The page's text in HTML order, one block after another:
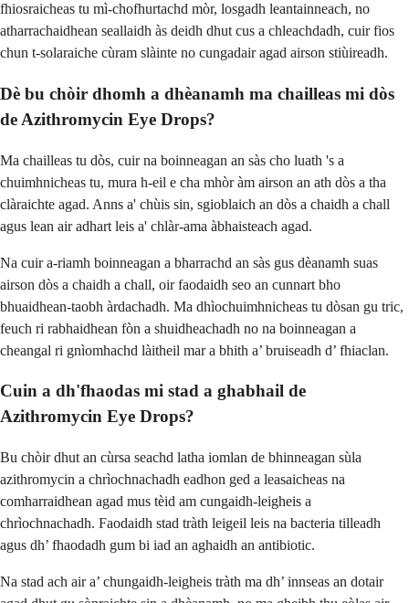
fhiosraicheas tu mì-chofhurtachd mòr, losgadh leantainneach, no
atharrachaidhean seallaidh às deidh dhut cus a chleachdadh, cuir fios
chun t-solaraiche cùram slàinte no cungadair agad airson stiùireadh.
Dè bu chòir dhomh a dhèanamh ma chailleas mi dòs
de Azithromycin Eye Drops?
Ma chailleas tu dòs, cuir na boinneagan an sàs cho luath 's a
chuimhnicheas tu, mura h-eil e cha mhòr àm airson an ath dòs a tha
clàraichte agad. Anns a' chùis sin, sgioblaich an dòs a chaidh a chall
agus lean air adhart leis a' chlàr-ama àbhaisteach agad.
Na cuir a-riamh boinneagan a bharrachd an sàs gus dèanamh suas
airson dòs a chaidh a chall, oir faodaidh seo an cunnart bho
bhuaidhean-taobh àrdachadh. Ma dhìochuimhnicheas tu dòsan gu tric,
feuch ri rabhaidhean fòn a shuidheachadh no na boinneagan a
cheangal ri gnìomhachd làitheil mar a bhith a’ bruiseadh d’ fhiaclan.
Cuin a dh'fhaodas mi stad a ghabhail de
Azithromycin Eye Drops?
Bu chòir dhut an cùrsa seachd latha iomlan de bhinneagan sùla
azithromycin a chrìochnachadh eadhon ged a leasaicheas na
comharraidhean agad mus tèid am cungaidh-leigheis a
chrìochnachadh. Faodaidh stad tràth leigeil leis na bacteria tilleadh
agus dh’ fhaodadh gum bi iad an aghaidh an antibiotic.
Na stad ach air a’ chungaidh-leigheis tràth ma dh’ innseas an dotair